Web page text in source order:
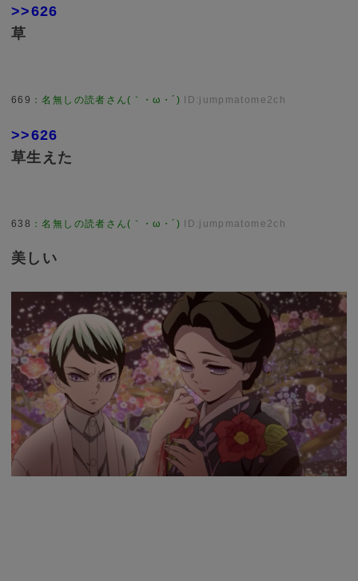
>>626
草
669 ：名無しの読者さん(｀・ω・´) ID:jumpmatome2ch
>>626
草生えた
638 ：名無しの読者さん(｀・ω・´) ID:jumpmatome2ch
美しい